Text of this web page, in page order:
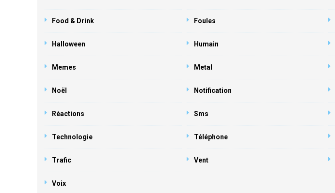
Food & Drink Foules
Halloween Humain
Memes Metal
Noël Notification
Réactions Sms
Technologie Téléphone
Trafic Vent
Voix